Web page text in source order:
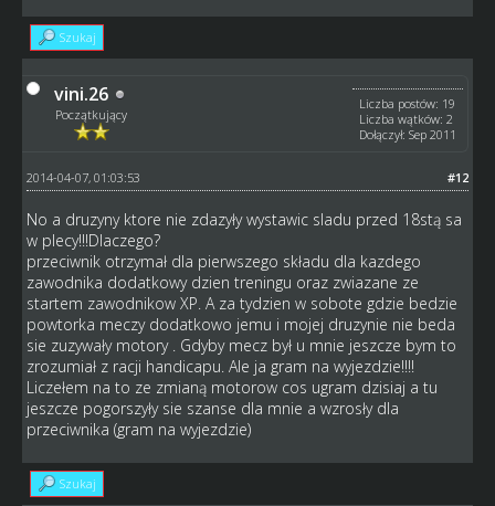
Szukaj
vini.26
Początkujący
Liczba postów: 19
Liczba wątków: 2
Dołączył: Sep 2011
#12
2014-04-07, 01:03:53
No a druzyny ktore nie zdazyły wystawic sladu przed 18stą sa
w plecy!!!Dlaczego?
przeciwnik otrzymał dla pierwszego składu dla kazdego
zawodnika dodatkowy dzien treningu oraz zwiazane ze
startem zawodnikow XP. A za tydzien w sobote gdzie bedzie
powtorka meczy dodatkowo jemu i mojej druzynie nie beda
sie zuzywały motory . Gdyby mecz był u mnie jeszcze bym to
zrozumiał z racji handicapu. Ale ja gram na wyjezdzie!!!!
Liczełem na to ze zmianą motorow cos ugram dzisiaj a tu
jeszcze pogorszyły sie szanse dla mnie a wzrosły dla
przeciwnika (gram na wyjezdzie)
Szukaj